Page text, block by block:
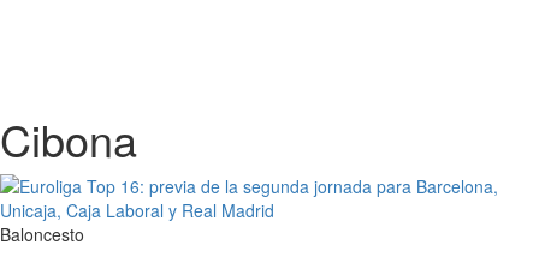
Cibona
Baloncesto